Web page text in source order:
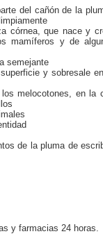
del cañón de la
córnea, que nace y
mamíferos y de
semejante
y sobresale
melocotones, en la
de la pluma de
y farmacias 24 horas.